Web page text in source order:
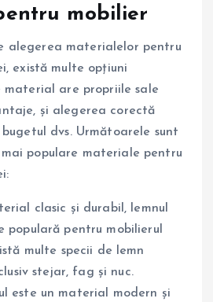
mobilier
alegerea materialelor pentru
există multe opțiuni
material are propriile sale
și alegerea corectă
dvs. Următoarele sunt
populare materiale pentru
clasic și durabil, lemnul
populară pentru mobilierul
multe specii de lemn
stejar, fag și nuc.
este un material modern și